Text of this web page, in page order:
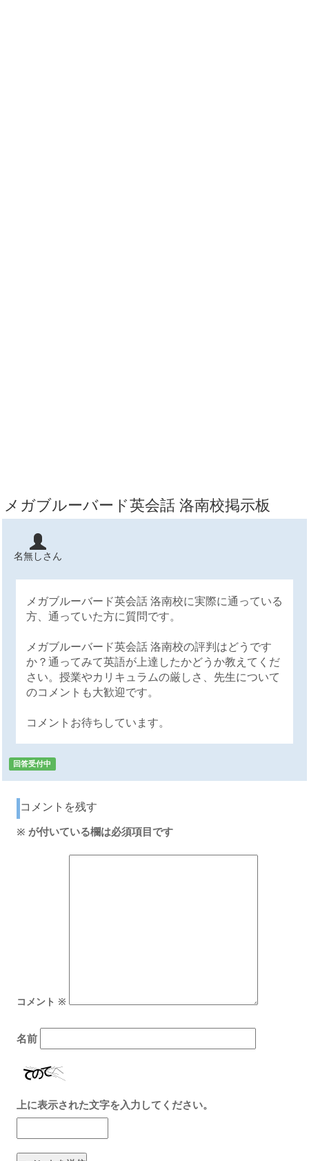
メガブルーバード英会話 洛南校掲示板
名無しさん
メガブルーバード英会話 洛南校に実際に通っている
方、通っていた方に質問です。
メガブルーバード英会話 洛南校の評判はどうです
か？通ってみて英語が上達したかどうか教えてくだ
さい。授業やカリキュラムの厳しさ、先生について
のコメントも大歓迎です。
コメントお待ちしています。
回答受付中
コメントを残す
※ が付いている欄は必須項目です
コメント ※
名前
上に表示された文字を入力してください。